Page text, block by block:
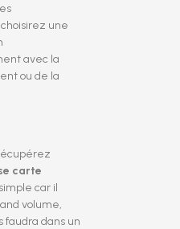
une
avec la
ou de la
carte
car il
volume,
faudra dans un